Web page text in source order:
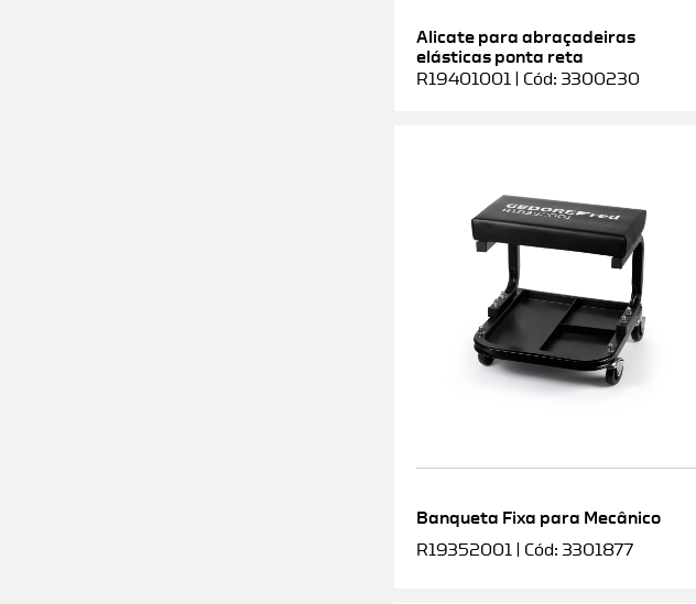
Alicate para abraçadeiras
elásticas ponta reta
R19401001 | Cód: 3300230
Banqueta Fixa para Mecânico
R19352001 | Cód: 3301877